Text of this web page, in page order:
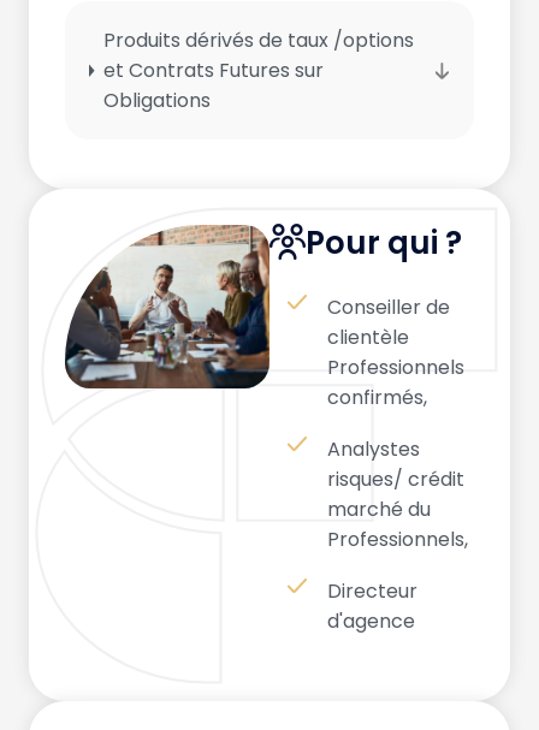
Produits dérivés de taux /options
et Contrats Futures sur
Obligations
Pour qui ?
Conseiller de
clientèle
Professionnels
confirmés,
Analystes
risques/ crédit
marché du
Professionnels,
Directeur
d'agence